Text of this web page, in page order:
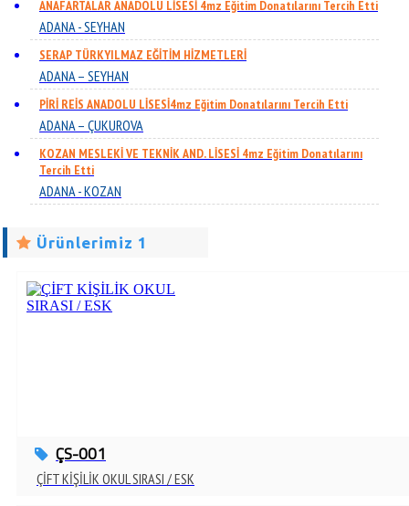
ANAFARTALAR ANADOLU LİSESİ 4mz Eğitim Donatılarını Tercih Etti
ADANA - SEYHAN
SERAP TÜRKYILMAZ EĞİTİM HİZMETLERİ
ADANA – SEYHAN
PİRİ REİS ANADOLU LİSESİ4mz Eğitim Donatılarını Tercih Etti
ADANA – ÇUKUROVA
KOZAN MESLEKİ VE TEKNİK AND. LİSESİ 4mz Eğitim Donatılarını
Tercih Etti
ADANA - KOZAN
Ürünlerimiz 1
ÇS-001
ÇİFT KİŞİLİK OKUL SIRASI / ESK